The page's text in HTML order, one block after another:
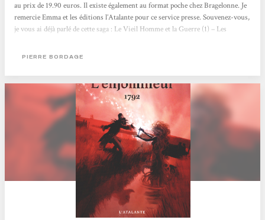
au prix de 19.90 euros. Il existe également au format poche chez Bragelonne. Je
remercie Emma et les éditions l’Atalante pour ce service presse. Souvenez-vous,
je vous ai déjà parlé de cette saga : Le Vieil Homme et la Guerre (1) – Les
les évènements qui se déroulent dans La dernière colonie dont je...
PIERRE BORDAGE